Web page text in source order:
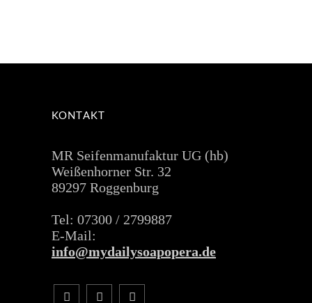
KONTAKT
MR Seifenmanufaktur UG (hb)
Weißenhorner Str. 32
89297 Roggenburg
Tel: 07300 / 2799887
E-Mail:
info@mydailysoapopera.de